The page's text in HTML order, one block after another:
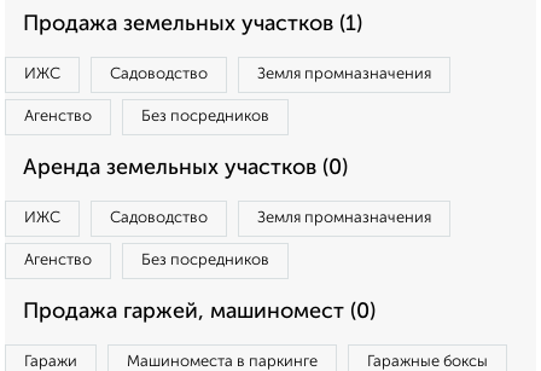
Продажа земельных участков (1)
ИЖС Садоводство Земля промназначения
Агенство Без посредников
Аренда земельных участков (0)
ИЖС Садоводство Земля промназначения
Агенство Без посредников
Продажа гаржей, машиномест (0)
Гаражи Машиноместа в паркинге Гаражные боксы